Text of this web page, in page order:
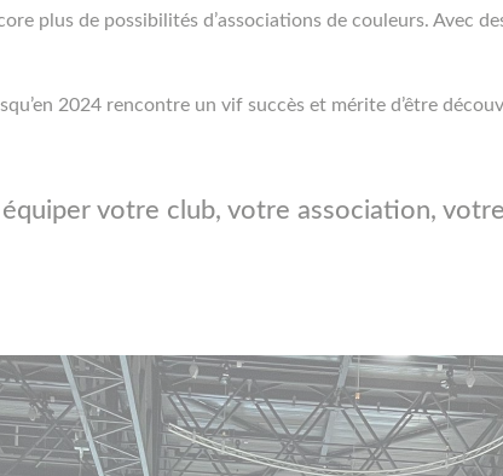
plus de possibilités d’associations de couleurs. Avec
2024 rencontre un vif succès et mérite d’être
votre club, votre association,